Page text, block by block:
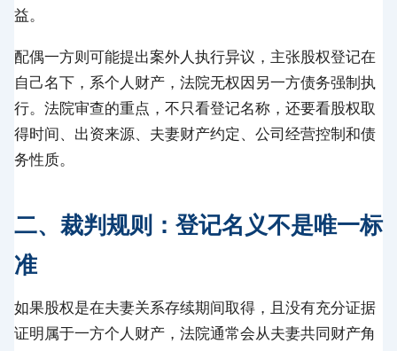
益。
配偶一方则可能提出案外人执行异议，主张股权登记在
自己名下，系个人财产，法院无权因另一方债务强制执
行。法院审查的重点，不只看登记名称，还要看股权取
得时间、出资来源、夫妻财产约定、公司经营控制和债
务性质。
二、裁判规则：登记名义不是唯一标
准
如果股权是在夫妻关系存续期间取得，且没有充分证据
证明属于一方个人财产，法院通常会从夫妻共同财产角